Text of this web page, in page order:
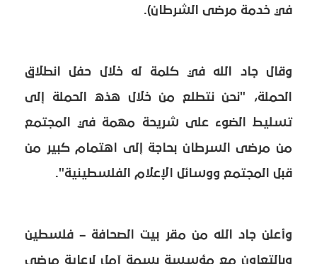
في خدمة مرضى الشرطان).
وقال جاد الله في كلمة له خلال حفل انطلاق
الحملة، "نحن نتطلع من خلال هذه الحملة إلى
تسليط الضوء على شريحة مهمة في المجتمع
من مرضى السرطان بحاجة إلى اهتمام كبير من
قبل المجتمع ووسائل الإعلام الفلسطينية".
وأعلن جاد الله من مقر بيت الصحافة – فلسطين
وبالتعاون مع مؤسسة بسمة آمل لرعاية مرضى